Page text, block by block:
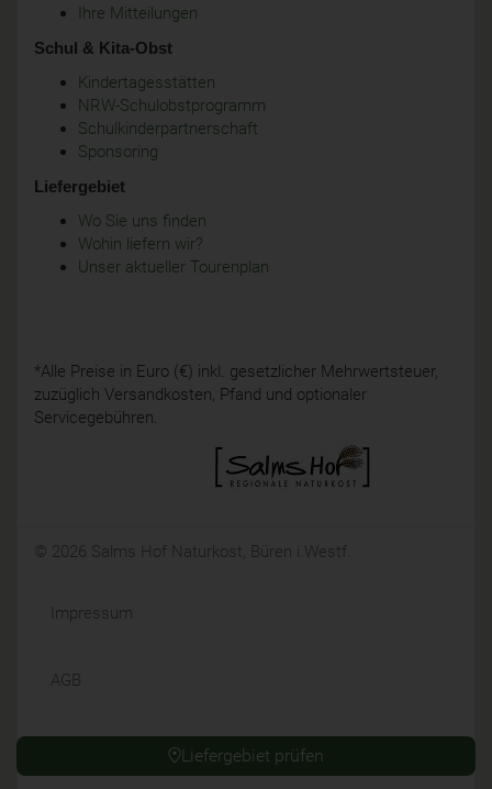
Liefergebiet prüfen
Ihre Mitteilungen
Schul & Kita-Obst
Kindertagesstätten
NRW-Schulobstprogramm
Schulkinderpartnerschaft
Sponsoring
Liefergebiet
Wo Sie uns finden
Wohin liefern wir?
Unser aktueller Tourenplan
*Alle Preise in Euro (€) inkl. gesetzlicher Mehrwertsteuer,
zuzüglich Versandkosten, Pfand und optionaler
Servicegebühren.
© 2026 Salms Hof Naturkost, Büren i.Westf.
Impressum
AGB